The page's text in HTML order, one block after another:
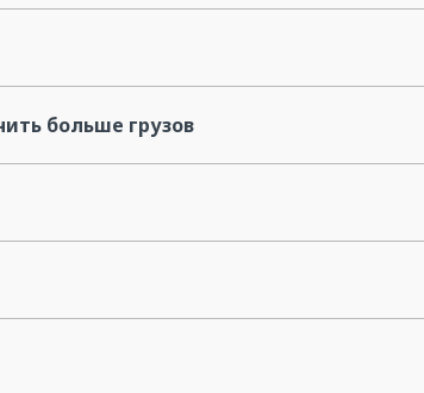
больше грузов